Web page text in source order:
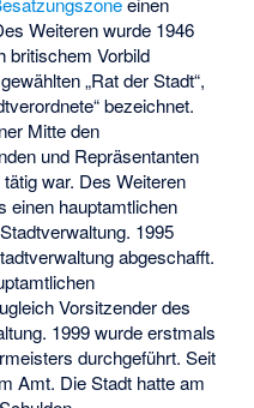
Weiteren wurde 1946
britischem Vorbild
„Rat der Stadt“,
bezeichnet.
Mitte den
und Repräsentanten
war. Des Weiteren
einen hauptamtlichen
1995
abgeschafft.
Vorsitzender des
1999 wurde erstmals
durchgeführt. Seit
Amt. Die Stadt hatte am